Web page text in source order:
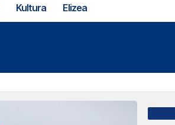
Kultura Elizea